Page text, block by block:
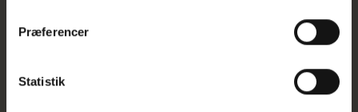
Præferencer
Statistik
I FYSISK BUTIKKERE